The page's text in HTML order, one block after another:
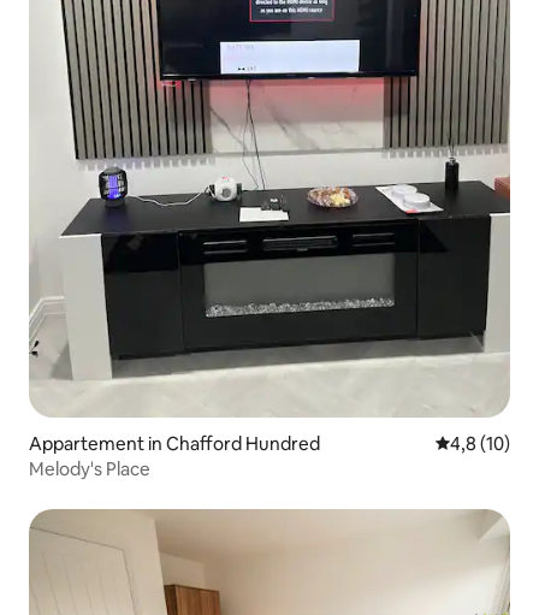
Appartement in Chafford Hundred
4,8 (10)
Melody's Place